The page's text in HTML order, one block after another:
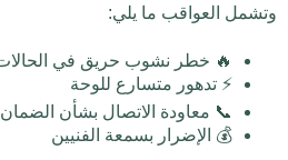
وتشمل العواقب ما يلي:
🔥 خطر نشوب حريق في
⚡ تدهور متسارع للوحة
📞 معاودة الاتصال بشأن
💰 الإضرار بسمعة الفنيين